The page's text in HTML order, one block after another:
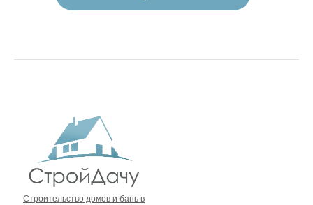
Строительство домов и бань в